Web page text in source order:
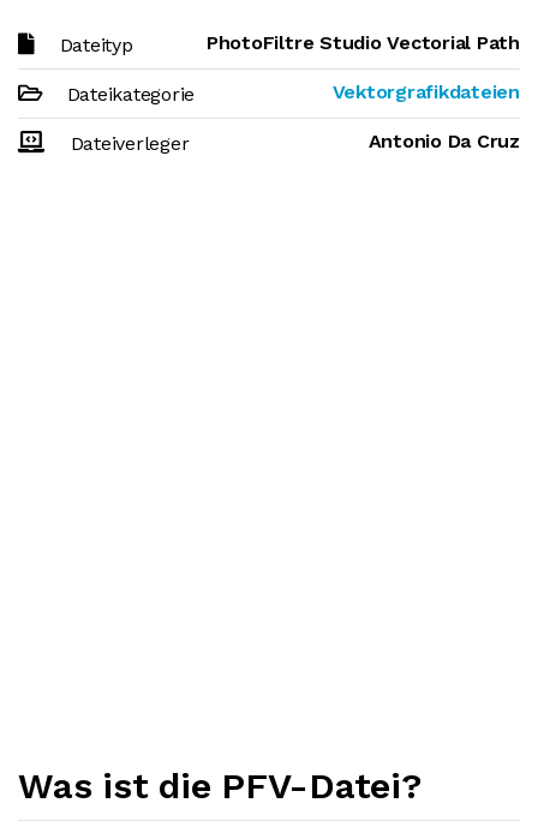
Dateityp PhotoFiltre Studio Vectorial Path
Dateikategorie Vektorgrafikdateien
Dateiverleger Antonio Da Cruz
Was ist die PFV-Datei?